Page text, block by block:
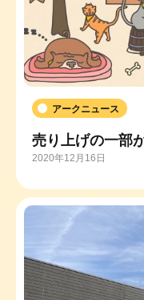
アークニュース
売り上げの一部
2020年12月16日